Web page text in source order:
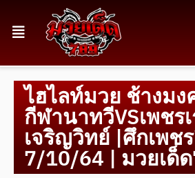
ไฮไลท์มวย ช้างม
กีฬานาทวีVSเพชร
เจริญวิทย์ |ศึกเพช
7/10/64 | มวยเด็